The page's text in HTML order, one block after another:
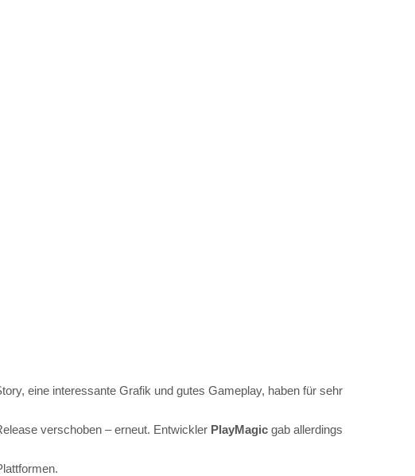
eine interessante Grafik und gutes Gameplay, haben für sehr
verschoben – erneut. Entwickler PlayMagic gab allerdings